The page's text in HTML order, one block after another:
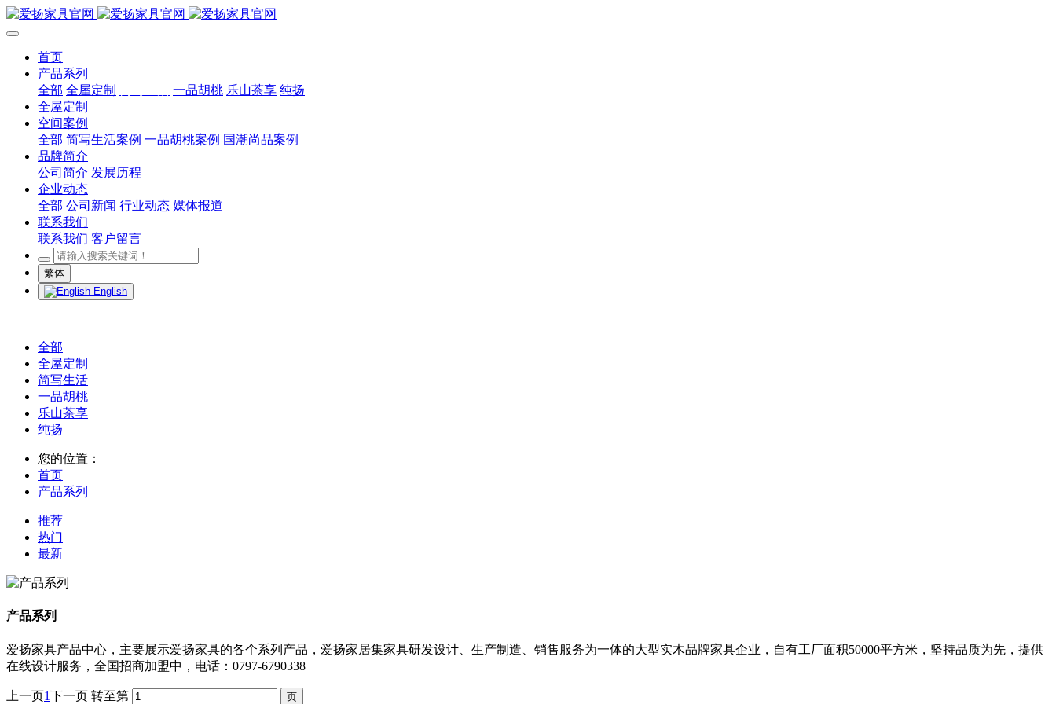
首页
产品系列
全部 全屋定制 一品胡桃 乐山茶享 纯扬
全屋定制
空间案例
全部 简写生活案例 一品胡桃案例 国潮尚品案例
品牌简介
公司简介 发展历程
企业动态
全部 公司新闻 行业动态 媒体报道
联系我们
联系我们 客户留言
繁体
English
全部
全屋定制
简写生活
一品胡桃
乐山茶享
纯扬
您的位置：
首页
产品系列
推荐
热门
最新
产品系列
爱扬家具产品中心，主要展示爱扬家具的各个系列产品，爱扬家居集家具研发设计、生产制造、销售服务为一体的大型实木品牌家具企业，自有工厂面积50000平方米，坚持品质为先，提供
在线设计服务，全国招商加盟中，电话：0797-6790338
上一页1下一页 转至第